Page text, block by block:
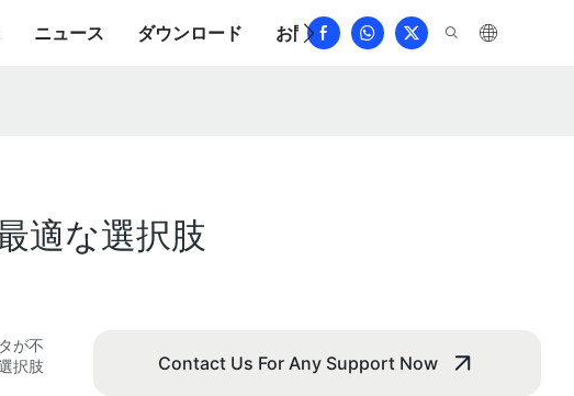
ニュース ダウンロード お問い合わせ よくある質問
適な選択肢
が不
択肢
Contact Us For Any Support Now